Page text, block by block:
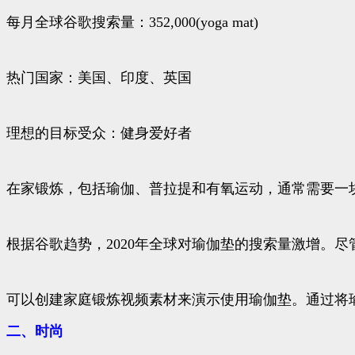
每月全球谷歌搜索量：352,000(yoga mat)
热门国家：美国、印度、英国
理想的目标受众：健身爱好者
在家锻炼，包括瑜伽、普拉提和有氧运动，通常需要
根据谷歌趋势，2020年全球对瑜伽垫的搜索量激增。
可以创建家庭锻炼视频素材来演示使用瑜伽垫。通过
二、时尚